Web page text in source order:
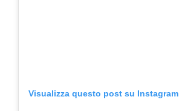
Visualizza questo post su Instagram